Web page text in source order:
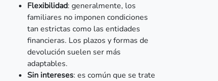
Flexibilidad: generalmente, los
familiares no imponen condiciones
tan estrictas como las entidades
financieras. Los plazos y formas de
devolución suelen ser más
adaptables.
Sin intereses: es común que se trate